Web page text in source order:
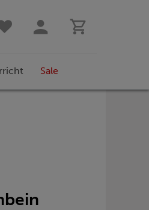
Sale